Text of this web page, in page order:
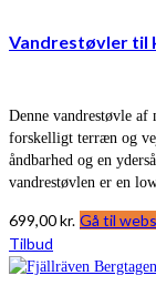
Vandrestøvler til
Denne vandrestøvle
forskelligt terræn og
åndbarhed og en
vandrestøvlen er en
699,00kr. Gå til
Tilbud